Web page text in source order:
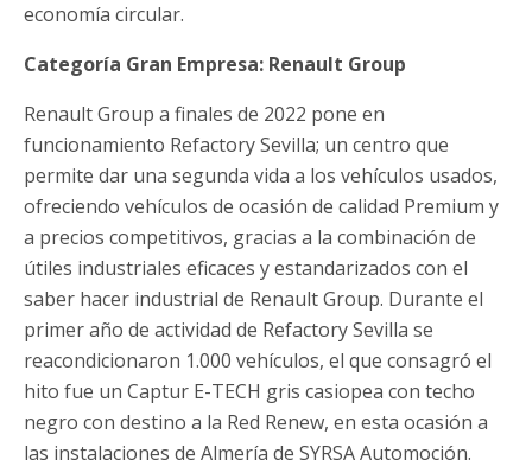
economía circular.
Categoría Gran Empresa: Renault Group
Renault Group a finales de 2022 pone en
funcionamiento Refactory Sevilla; un centro que
permite dar una segunda vida a los vehículos usados,
ofreciendo vehículos de ocasión de calidad Premium y
a precios competitivos, gracias a la combinación de
útiles industriales eficaces y estandarizados con el
saber hacer industrial de Renault Group. Durante el
primer año de actividad de Refactory Sevilla se
reacondicionaron 1.000 vehículos, el que consagró el
hito fue un Captur E-TECH gris casiopea con techo
negro con destino a la Red Renew, en esta ocasión a
las instalaciones de Almería de SYRSA Automoción.